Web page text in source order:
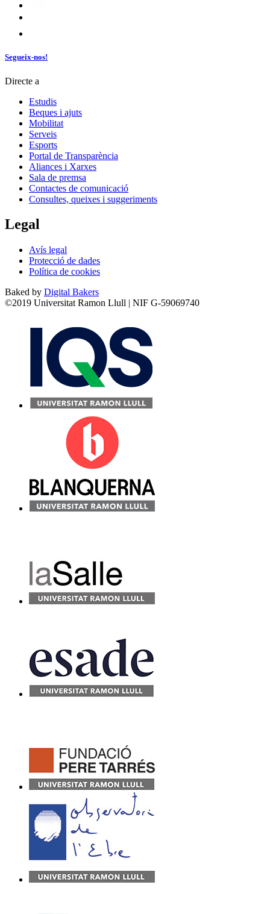
Segueix-nos!
Directe a
Estudis
Beques i ajuts
Mobilitat
Serveis
Esports
Portal de Transparència
Aliances i Xarxes
Sala de premsa
Contactes de comunicació
Consultes, queixes i suggeriments
Legal
Avís legal
Protecció de dades
Política de cookies
Baked by Digital Bakers
©2019 Universitat Ramon Llull | NIF G-59069740